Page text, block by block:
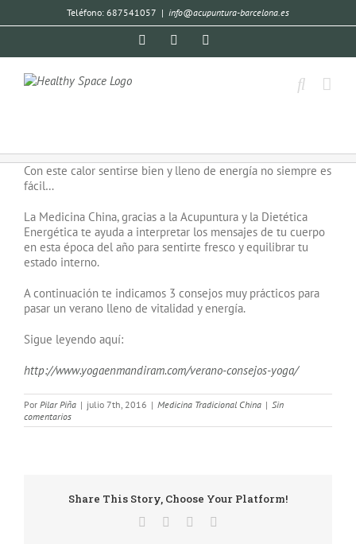
Teléfono: 687541057 | info@acupuntura-barcelona.es
Con este calor sentirse bien y lleno de energía no siempre es
fácil…
La Medicina China, gracias a la Acupuntura y la Dietética
Energética te ayuda a interpretar los mensajes de tu cuerpo
en esta época del año para sentirte fresco y equilibrar tu
estado interno.
A continuación te indicamos 3 consejos muy prácticos para
pasar un verano lleno de vitalidad y energía.
Sigue leyendo aquí:
http://www.yogaenmandiram.com/verano-consejos-yoga/
Por Pilar Piña | julio 7th, 2016 | Medicina Tradicional China | Sin
comentarios
Share This Story, Choose Your Platform!